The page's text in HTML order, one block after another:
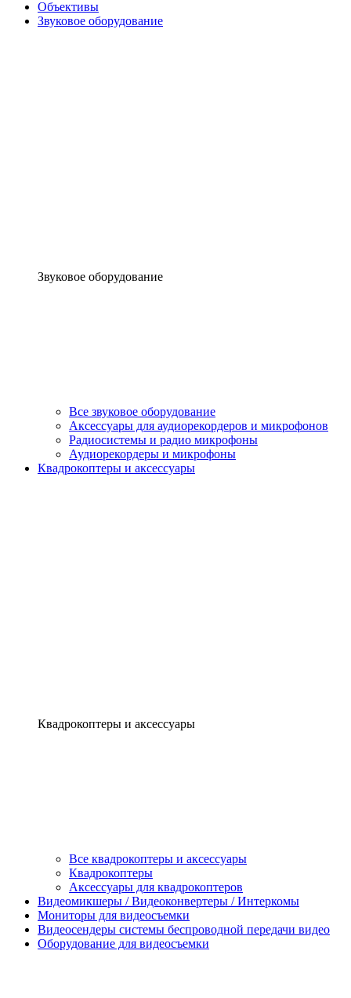
Объективы
Звуковое оборудование
Звуковое оборудование
Все звуковое оборудование
Аксессуары для аудиорекордеров и микрофонов
Радиосистемы и радио микрофоны
Аудиорекордеры и микрофоны
Квадрокоптеры и аксессуары
Квадрокоптеры и аксессуары
Все квадрокоптеры и аксессуары
Квадрокоптеры
Аксессуары для квадрокоптеров
Видеомикшеры / Видеоконвертеры / Интеркомы
Мониторы для видеосъемки
Видеосендеры системы беспроводной передачи видео
Оборудование для видеосъемки